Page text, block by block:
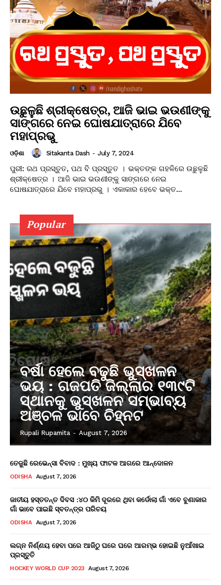
ଉଛୁଳୁଛି ଶ୍ରୀକ୍ଷେତ୍ର, ଆଜି ଭାଇ ଭଉଣୀଙ୍କୁ
ସାଙ୍ଗରେ ନେଇ ଘୋଷଯାତ୍ରାରେ ଯିବେ
ମହାପ୍ରଭୁ
ଓଡ଼ିଶା Sitakanta Dash - July 7, 2024
ପୁରୀ: ରଥ ପ୍ରସ୍ତୁତ, ପଥ ବି ପ୍ରସ୍ତୁତ । ଭକ୍ତଙ୍କ ଗହଳିରେ ଉଛୁଳୁଛି
ଶ୍ରୀକ୍ଷେତ୍ର । ଆଜି ଭାଇ ଭଉଣୀଙ୍କୁ ସାଙ୍ଗରେ ନେଇ
ଘୋଷଯାତ୍ରାରେ ଯିବେ ମହାପ୍ରଭୁ । ଏକାକାର ହେବେ ଭକ୍ତ...
Popular
ବର୍ଷା ହେଲେ ବଢୁଛି ଭୁସ୍ଖଳନ
ଭୟ : ଗଜପତି ଜିଲ୍ଲାର ୧୩୯ଟି
ସ୍ଥାନକୁ ଭୁସ୍ଖଳନ ସମ୍ଭାବ୍ୟ
ଅଞ୍ଚଳ ଭାବେ ଚିହ୍ନଟ
Rupali Rupamita - August 7, 2026
ତେଜୁଛି ରେଭେନ୍ସା ବିବାଦ : ମୁଖ୍ୟ ଫାଟକ ଆଗରେ ଆନ୍ଦୋଳନ
ODISHA August 7, 2026
ଜାତୀୟ ହସ୍ତତନ୍ତ ଦିବସ :୪୦ କିମି ଦୂରରେ ଥିବା କର୍ଡୋଲା ଗାଁ ଏବେ ବୁଣାକାର
ଗାଁ ଭାବେ ପାଇଛି ସ୍ବତନ୍ତ୍ର ପରିଚୟ
ODISHA August 7, 2026
ଲଗ୍ନ ନିର୍ଣ୍ଣୟ ହେବା ପରେ ଆଜିଠୁ ଘରେ ଘରେ ଆରମ୍ଭ ହୋଇଛି ନୁଆଁଖାଇ
ପ୍ରସ୍ତୁତି
HOCKEY WORLD CUP 2023 August 7, 2026